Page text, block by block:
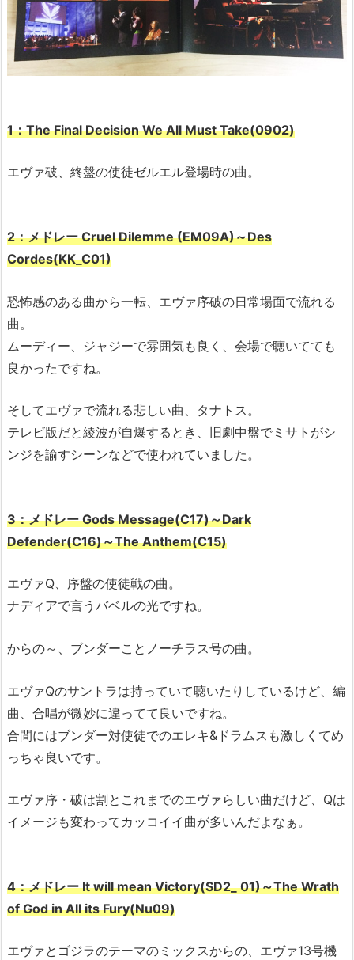
1：The Final Decision We All Must Take(0902)
エヴァ破、終盤の使徒ゼルエル登場時の曲。
2：メドレー Cruel Dilemme (EM09A)～Des
Cordes(KK_C01)
恐怖感のある曲から一転、エヴァ序破の日常場面で流れる
曲。
ムーディー、ジャジーで雰囲気も良く、会場で聴いてても
良かったですね。
そしてエヴァで流れる悲しい曲、タナトス。
テレビ版だと綾波が自爆するとき、旧劇中盤でミサトがシ
ンジを諭すシーンなどで使われていました。
3：メドレー Gods Message(C17)～Dark
Defender(C16)～The Anthem(C15)
エヴァQ、序盤の使徒戦の曲。
ナディアで言うバベルの光ですね。
からの～、ブンダーことノーチラス号の曲。
エヴァQのサントラは持っていて聴いたりしているけど、編
曲、合唱が微妙に違ってて良いですね。
合間にはブンダー対使徒でのエレキ&ドラムスも激しくてめ
っちゃ良いです。
エヴァ序・破は割とこれまでのエヴァらしい曲だけど、Qは
イメージも変わってカッコイイ曲が多いんだよなぁ。
4：メドレー It will mean Victory(SD2_ 01)～The Wrath
of God in All its Fury(Nu09)
エヴァとゴジラのテーマのミックスからの、エヴァ13号機